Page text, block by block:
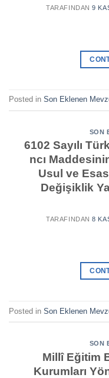
TARAFINDAN 9
Posted in Son Eklenen
SON
6102 Sayılı
ncı
Usul ve
Değişiklik
TARAFINDAN 8
Posted in Son Eklenen
SON
Millî Eğitim
Kurumları